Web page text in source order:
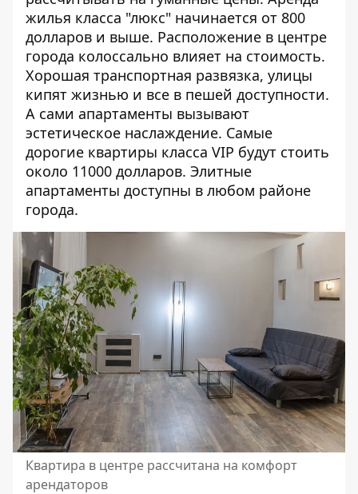
жилья класса "люкс" начинается от 800
долларов и выше. Расположение в центре
города колоссально влияет на стоимость.
Хорошая транспортная развязка, улицы
кипят жизнью и все в пешей доступности.
А сами апартаменты вызывают
эстетическое наслаждение. Самые
дорогие квартиры класса VIP будут стоить
около 11000 долларов. Элитные
апартаменты доступны в любом районе
города.
Квартира в центре рассчитана на комфорт
арендаторов